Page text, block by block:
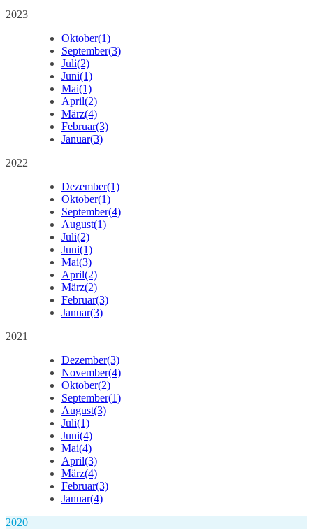
2023
Oktober(1)
September(3)
Juli(2)
Juni(1)
Mai(1)
April(2)
März(4)
Februar(3)
Januar(3)
2022
Dezember(1)
Oktober(1)
September(4)
August(1)
Juli(2)
Juni(1)
Mai(3)
April(2)
März(2)
Februar(3)
Januar(3)
2021
Dezember(3)
November(4)
Oktober(2)
September(1)
August(3)
Juli(1)
Juni(4)
Mai(4)
April(3)
März(4)
Februar(3)
Januar(4)
2020